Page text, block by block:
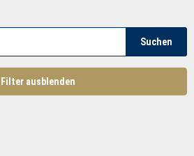
Suchen
Filter ausblenden